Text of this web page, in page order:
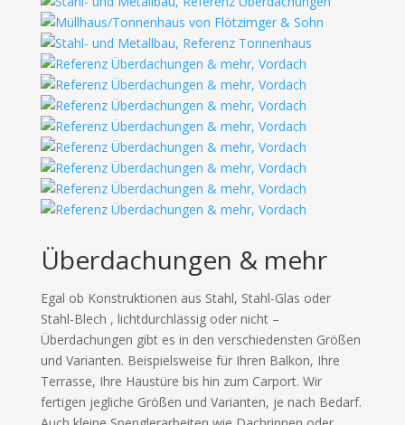
Überdachungen & mehr
Egal ob Konstruktionen aus Stahl, Stahl-Glas oder
Stahl-Blech , lichtdurchlässig oder nicht –
Überdachungen gibt es in den verschiedensten Größen
und Varianten. Beispielsweise für Ihren Balkon, Ihre
Terrasse, Ihre Haustüre bis hin zum Carport. Wir
fertigen jegliche Größen und Varianten, je nach Bedarf.